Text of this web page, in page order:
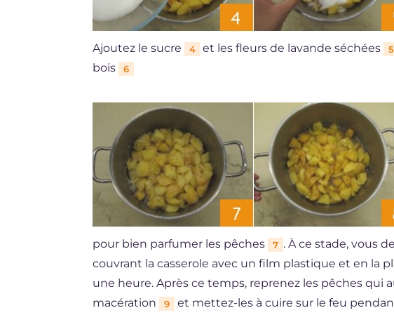
Ajoutez le sucre 4 et les fleurs de lavande séchées 5
bois
6
pour bien parfumer les pêches 7 . À ce stade, vous
couvrant la casserole avec un film plastique et en la
une heure. Après ce temps, reprenez les pêches qui
macération
9
et mettez-les à cuire sur le feu